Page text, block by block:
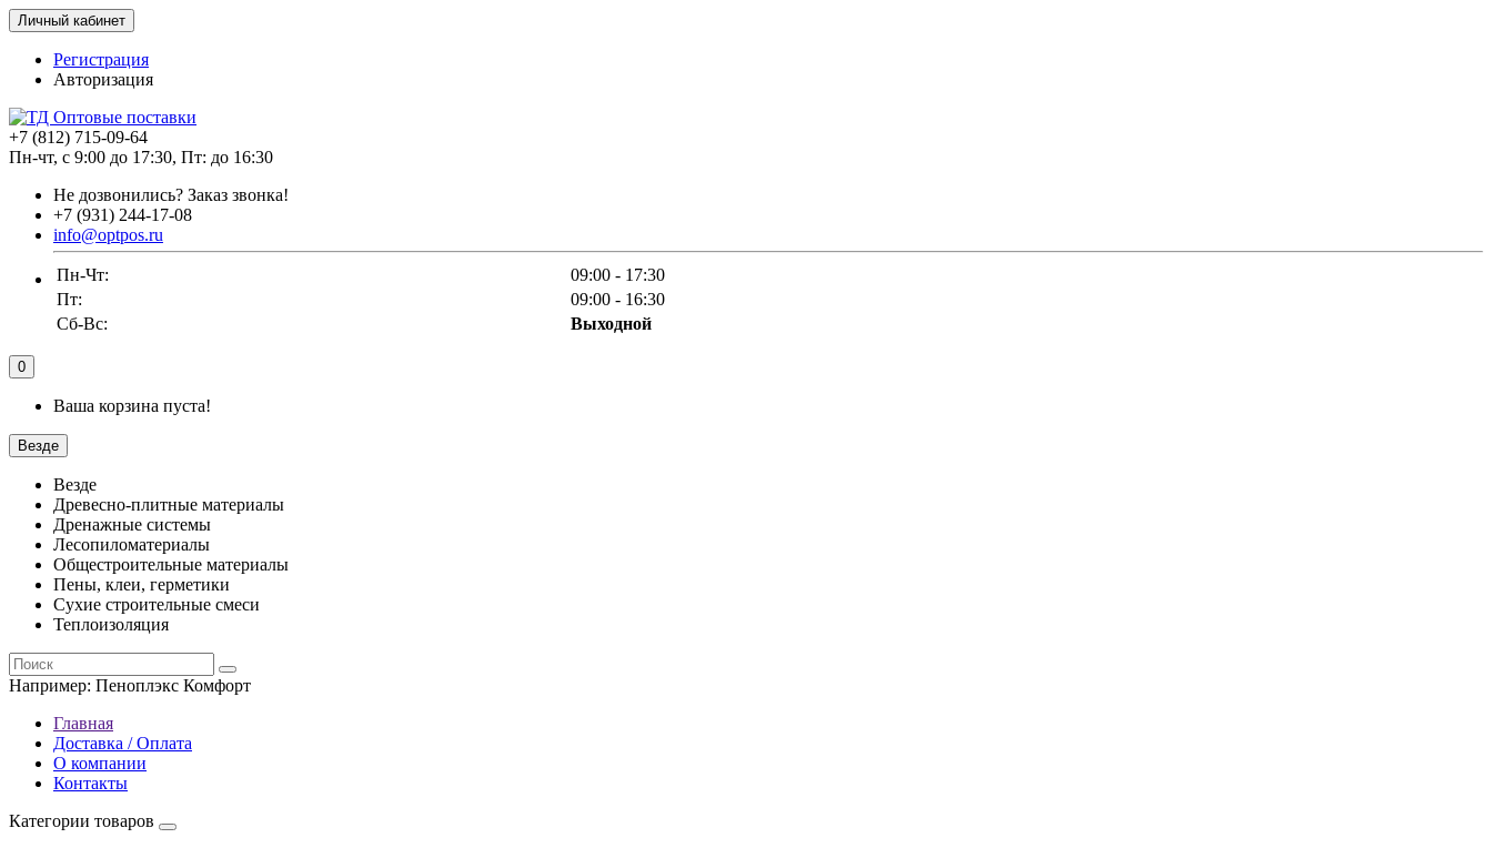
Личный кабинет
Регистрация
Авторизация
+7 (812) 715-09-64
Пн-чт, с 9:00 до 17:30, Пт: до 16:30
Не дозвонились? Заказ звонка!
+7 (931) 244-17-08
info@optpos.ru
Пн-Чт:
09:00 - 17:30
Пт:
09:00 - 16:30
Сб-Вс:
Выходной
0
Ваша корзина пуста!
Везде
Везде
Древесно-плитные материалы
Дренажные системы
Лесопиломатериалы
Общестроительные материалы
Пены, клеи, герметики
Сухие строительные смеси
Теплоизоляция
Например: Пеноплэкс Комфорт
Главная
Доставка / Оплата
О компании
Контакты
Категории товаров